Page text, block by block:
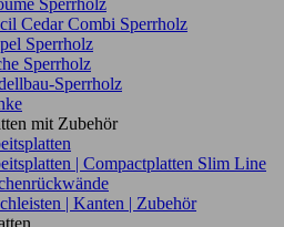
Sperrholz
Cedar Combi Sperrholz
Sperrholz
Sperrholz
Sperrholz
mit Zubehör
| Compactplatten Slim Line
| Kanten | Zubehör